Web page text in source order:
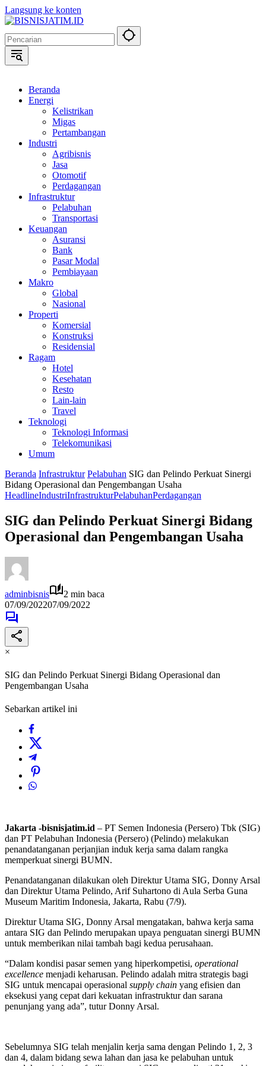
Langsung ke konten
Beranda
Energi
Kelistrikan
Migas
Pertambangan
Industri
Agribisnis
Jasa
Otomotif
Perdagangan
Infrastruktur
Pelabuhan
Transportasi
Keuangan
Asuransi
Bank
Pasar Modal
Pembiayaan
Makro
Global
Nasional
Properti
Komersial
Konstruksi
Residensial
Ragam
Hotel
Kesehatan
Resto
Lain-lain
Travel
Teknologi
Teknologi Informasi
Telekomunikasi
Umum
Beranda Infrastruktur Pelabuhan SIG dan Pelindo Perkuat Sinergi
Bidang Operasional dan Pengembangan Usaha
HeadlineIndustriInfrastrukturPelabuhanPerdagangan
SIG dan Pelindo Perkuat Sinergi Bidang
Operasional dan Pengembangan Usaha
adminbisnis
2 min baca
07/09/202207/09/2022
×
SIG dan Pelindo Perkuat Sinergi Bidang Operasional dan
Pengembangan Usaha
Sebarkan artikel ini
Jakarta -bisnisjatim.id – PT Semen Indonesia (Persero) Tbk (SIG)
dan PT Pelabuhan Indonesia (Persero) (Pelindo) melakukan
penandatanganan perjanjian induk kerja sama dalam rangka
memperkuat sinergi BUMN.
Penandatanganan dilakukan oleh Direktur Utama SIG, Donny Arsal
dan Direktur Utama Pelindo, Arif Suhartono di Aula Serba Guna
Museum Maritim Indonesia, Jakarta, Rabu (7/9).
Direktur Utama SIG, Donny Arsal mengatakan, bahwa kerja sama
antara SIG dan Pelindo merupakan upaya penguatan sinergi BUMN
untuk memberikan nilai tambah bagi kedua perusahaan.
“Dalam kondisi pasar semen yang hiperkompetisi, operational
excellence menjadi keharusan. Pelindo adalah mitra strategis bagi
SIG untuk mencapai operasional supply chain yang efisien dan
eksekusi yang cepat dari kekuatan infrastruktur dan sarana
penunjang yang ada”, tutur Donny Arsal.
Sebelumnya SIG telah menjalin kerja sama dengan Pelindo 1, 2, 3
dan 4, dalam bidang sewa lahan dan jasa ke pelabuhan untuk